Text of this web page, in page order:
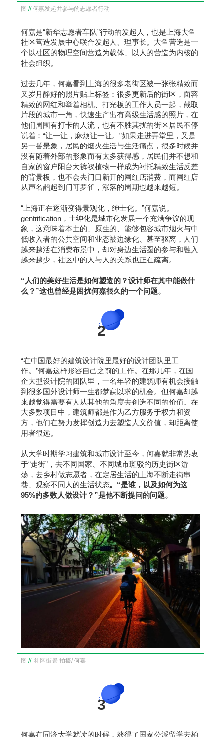
图 // 何嘉发起并参与的志愿者行动
何嘉是“新华志愿者车队”行动的发起人，也是上海大鱼
社区营造发展中心联合发起人、理事长。大鱼营造是一
个以社区的物理空间营造为载体、以人的营造为内核的
社会组织。
过去几年，何嘉看到上海的很多老街区被一张张精致而
又岁月静好的照片贴上标签：很多更新后的街区，面容
精致的网红和举着相机、打光板的工作人员一起，截取
片段的城市一角，快速生产出有高级生活感的照片，在
他们周围有打卡的人流，也有不胜其扰的街区居民不停
说着：“让一让，麻烦让一让。”如果走进弄堂里，又是
另一番景象，居民的烟火生活与生活痛点，很多时候并
没有随着外部的形象而有太多获得感，居民们并不想和
自家的窗户阳台大裤衩植物一样成为衬托精致生活反差
的背景板，也不会去门口新开的网红店消费，而网红店
从声名鹊起到门可罗雀，涨落的周期也越来越短。
“上海正在逐渐变得景观化，绅士化。”何嘉说。
gentrification，士绅化是城市化发展一个充满争议的现
象，这意味着本土的、原生的、能够包容城市烟火与中
低收入者的公共空间和业态被边缘化、甚至驱离，人们
越来越活在消费布景中，却对身边生活圈的参与和融入
越来越少，社区中的人与人的关系也正在疏离。
“人们的美好生活是如何塑造的？设计师在其中能做什
么？”这也曾经是困扰何嘉很久的一个问题。
2
“在中国最好的建筑设计院里最好的设计团队里工
作。”何嘉这样形容自己之前的工作。在那几年，在国
企大型设计院的团队里，一名年轻的建筑师有机会接触
到很多国外设计师一生都梦寐以求的机会。但何嘉却越
来越觉得需要有人从其他的角度去创造不同的价值。在
大多数项目中，建筑师都是作为乙方服务于权力和资
方，他们在努力发挥创造力去塑造人文价值，却距离使
用者很远。
从大学时期学习建筑和城市设计至今，何嘉就非常热衷
于“走街”，去不同国家、不同城市斑驳的历史街区游
荡，去乡村做志愿者，在定居生活的上海不断走街串
巷、观察不同人的生活状态。“是谁，以及如何为这
95%的多数人做设计？”是他不断提问的问题。
图 // 社区街景 拍摄/ 何嘉
3
何嘉在同济大学就读的时候，获得了国家公派留学去柏